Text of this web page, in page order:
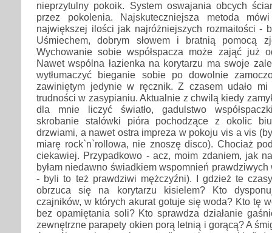
nieprzytulny pokoik. System oswajania obcych
przez pokolenia. Najskuteczniejsza metoda
największej ilości jak najróżniejszych rozmaitości -
Uśmiechem, dobrym słowem i bratnią pomocą
Wychowanie sobie współspacza może zająć już
Nawet wspólna łazienka na korytarzu ma swoje
wytłumaczyć bieganie sobie po dowolnie
zawiniętym jedynie w ręcznik. Z czasem udało
trudności w zasypianiu. Aktualnie z chwilą kiedy
dla mnie liczyć światło, gadulstwo
skrobanie stalówki pióra pochodzące z okolic
drzwiami, a nawet ostra impreza w pokoju vis a vis
miarę rock`n`rollowa, nie znoszę disco). Chociaż
ciekawiej. Przypadkowo - acz, moim zdaniem, jak
byłam niedawno świadkiem wspomnień
- byli to też prawdziwi mężczyźni). I gdzież te
obrzuca się na korytarzu kisielem? Kto
czajników, w których akurat gotuje się woda? Kto tę
bez opamiętania soli? Kto sprawdza działanie
zewnętrzne parapety okien porą letnią i gorącą? A